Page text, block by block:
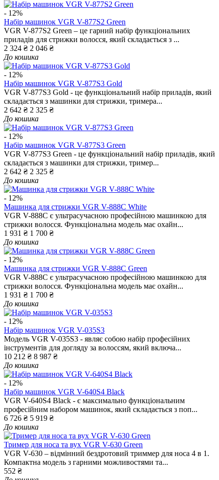
- 12%
Набір машинок VGR V-877S2 Green
VGR V-877S2 Green – це гарний набір функціональних
приладів для стрижки волосся, який складається з ...
2 324 ₴ 2 046 ₴
До кошика
- 12%
Набір машинок VGR V-877S3 Gold
VGR V-877S3 Gold - це функціональний набір приладів, який
складається з машинки для стрижки, тримера...
2 642 ₴ 2 325 ₴
До кошика
- 12%
Набір машинок VGR V-877S3 Green
VGR V-877S3 Green - це функціональний набір приладів, який
складається з машинки для стрижки, тример...
2 642 ₴ 2 325 ₴
До кошика
- 12%
Машинка для стрижки VGR V-888C White
VGR V-888C є ультрасучасною професійною машинкою для
стрижки волосся. Функціональна модель має охайн...
1 931 ₴ 1 700 ₴
До кошика
- 12%
Машинка для стрижки VGR V-888C Green
VGR V-888C є ультрасучасною професійною машинкою для
стрижки волосся. Функціональна модель має охайн...
1 931 ₴ 1 700 ₴
До кошика
- 12%
Набір машинок VGR V-035S3
Модель VGR V-035S3 - являє собою набір професійних
інструментів для догляду за волоссям, який включа...
10 212 ₴ 8 987 ₴
До кошика
- 12%
Набір машинок VGR V-640S4 Black
VGR V-640S4 Black - є максимально функціональним
професійним набором машинок, який складається з поп...
6 726 ₴ 5 919 ₴
До кошика
Тример для носа та вух VGR V-630 Green
VGR V-630 – відмінний бездротовий триммер для носа 4 в 1.
Компактна модель з гарними можливостями та...
552 ₴